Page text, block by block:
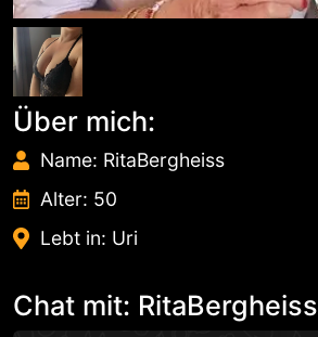
Über mich:
Name: RitaBergheiss
Alter: 50
Lebt in: Uri
Chat mit: RitaBergheiss